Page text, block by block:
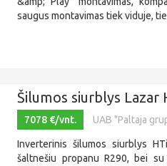
saugus montavimas tiek viduje,
Šilumos siurblys Lazar
7078 €/vnt. UAB "Paltaja
Inverterinis šilumos siurblys
šaltnešiu propanu R290, bei